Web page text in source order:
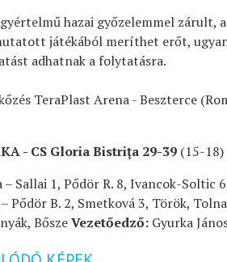
hazai győzelemmel zárult,
játékából meríthet erőt,
adhatnak a folytatásra.
TeraPlast Arena - Beszterce
- CS Gloria Bistrița 29-39 (15-18)
– Sallai 1, Pődör R. 8, Ivancok-Soltic
Pődör B. 2, Smetková 3, Török,
BőszeVezetőedző: Gyurka